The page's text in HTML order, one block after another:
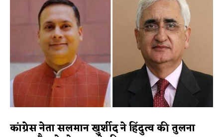
कांग्रेस नेता सलमान खुर्शीद ने हिंदुत्व की तुलना